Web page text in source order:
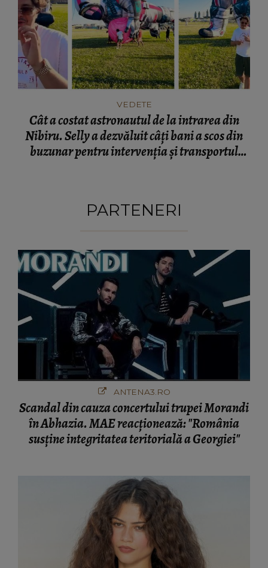
VEDETE
Cât a costat astronautul de la intrarea din
Nibiru. Selly a dezvăluit câți bani a scos din
buzunar pentru intervenția și transportul
PARTENERI
ANTENA3.RO
Scandal din cauza concertului trupei Morandi
în Abhazia. MAE reacționează: "România
susține integritatea teritorială a Georgiei"